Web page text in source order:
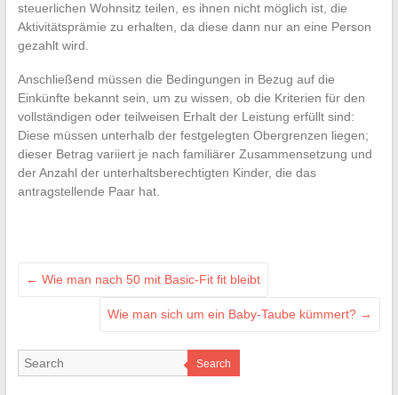
steuerlichen Wohnsitz teilen, es ihnen nicht möglich ist, die
Aktivitätsprämie zu erhalten, da diese dann nur an eine Person
gezahlt wird.
Anschließend müssen die Bedingungen in Bezug auf die
Einkünfte bekannt sein, um zu wissen, ob die Kriterien für den
vollständigen oder teilweisen Erhalt der Leistung erfüllt sind:
Diese müssen unterhalb der festgelegten Obergrenzen liegen;
dieser Betrag variiert je nach familiärer Zusammensetzung und
der Anzahl der unterhaltsberechtigten Kinder, die das
antragstellende Paar hat.
← Wie man nach 50 mit Basic-Fit fit bleibt
Wie man sich um ein Baby-Taube kümmert? →
Search